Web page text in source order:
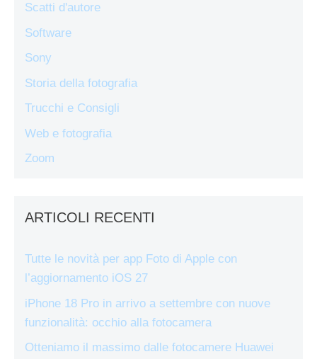
Scatti d'autore
Software
Sony
Storia della fotografia
Trucchi e Consigli
Web e fotografia
Zoom
ARTICOLI RECENTI
Tutte le novità per app Foto di Apple con
l’aggiornamento iOS 27
iPhone 18 Pro in arrivo a settembre con nuove
funzionalità: occhio alla fotocamera
Otteniamo il massimo dalle fotocamere Huawei